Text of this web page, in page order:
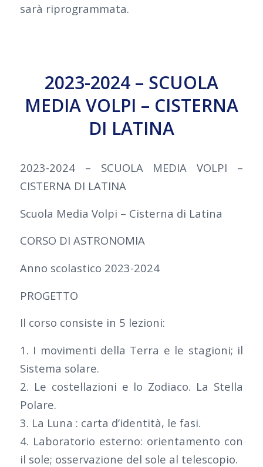
sarà riprogrammata.
2023-2024 – SCUOLA
MEDIA VOLPI – CISTERNA
DI LATINA
2023-2024 – SCUOLA MEDIA VOLPI –
CISTERNA DI LATINA
Scuola Media Volpi – Cisterna di Latina
CORSO DI ASTRONOMIA
Anno scolastico 2023-2024
PROGETTO
Il corso consiste in 5 lezioni:
1. I movimenti della Terra e le stagioni; il
Sistema solare.
2. Le costellazioni e lo Zodiaco. La Stella
Polare.
3. La Luna : carta d’identità, le fasi.
4. Laboratorio esterno: orientamento con
il sole; osservazione del sole al telescopio.